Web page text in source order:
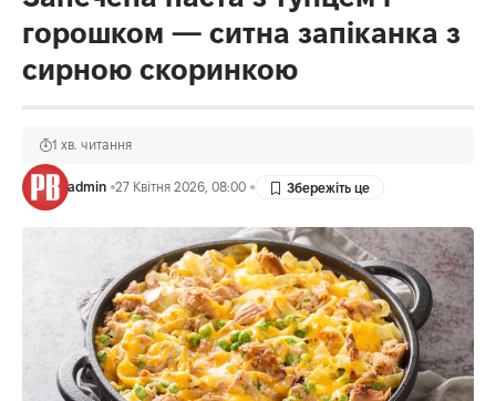
горошком — ситна запіканка з
сирною скоринкою
admin 27 Квітня 2026, 08:00
1 хв. читання